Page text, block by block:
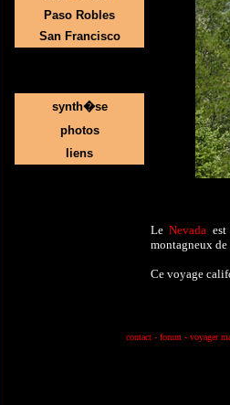
Paso Robles
San Francisco
synth�se
photos
liens
Le Nevada
montagneux
Ce voyage
contact- forum - voyager